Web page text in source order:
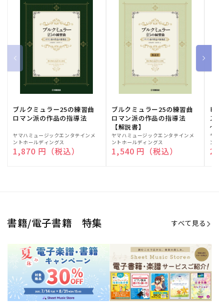
ブルクミュラー25の練習曲
ロマン派の作品の指導法
販
売
元:
ヤマハミュージックエンタテインメ
ントホールディングス
通常価格
1,870 円（税込）
ブルクミュラー25の練習曲
ロマン派の作品の指導法
【解説書】
販
売
元:
ヤマハミュージックエンタテインメ
ントホールディングス
通常価格
1,540 円（税込）
ピ
ス
～
販
売
元:
ヤ
ン
書籍/電子書籍 特集 すべて見る